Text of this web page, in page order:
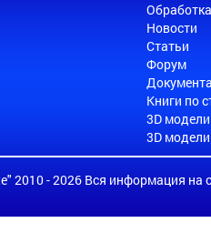
Новости
Статьи
Форум
Книги по
3D
3D
2010 - 2026 Вся информация на